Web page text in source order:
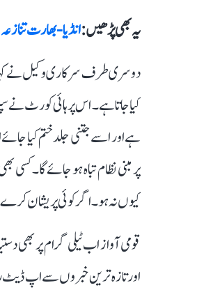
یہ بھی پڑھیں :انڈیا-بھارت
دوسری طرف سرکاری وکیل نے
کیا جاتا ہے۔ اس پر ہائی کورٹ
ہے اور اسے جتنی جلد ختم کیا
پر مبنی نظام تباہ ہو جائے گا۔
کیوں نہ ہو۔ اگر کوئی پریشان
قومی آواز اب ٹیلی گرام پر
اور تازہ ترین خبروں سے اپ